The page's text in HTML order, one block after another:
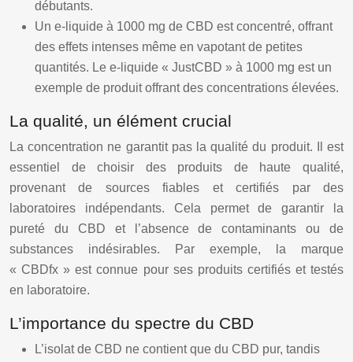
débutants.
Un e-liquide à 1000 mg de CBD est concentré, offrant
des effets intenses même en vapotant de petites
quantités. Le e-liquide « JustCBD » à 1000 mg est un
exemple de produit offrant des concentrations élevées.
La qualité, un élément crucial
La concentration ne garantit pas la qualité du produit. Il est
essentiel de choisir des produits de haute qualité,
provenant de sources fiables et certifiés par des
laboratoires indépendants. Cela permet de garantir la
pureté du CBD et l’absence de contaminants ou de
substances indésirables. Par exemple, la marque
« CBDfx » est connue pour ses produits certifiés et testés
en laboratoire.
L’importance du spectre du CBD
L’isolat de CBD ne contient que du CBD pur, tandis